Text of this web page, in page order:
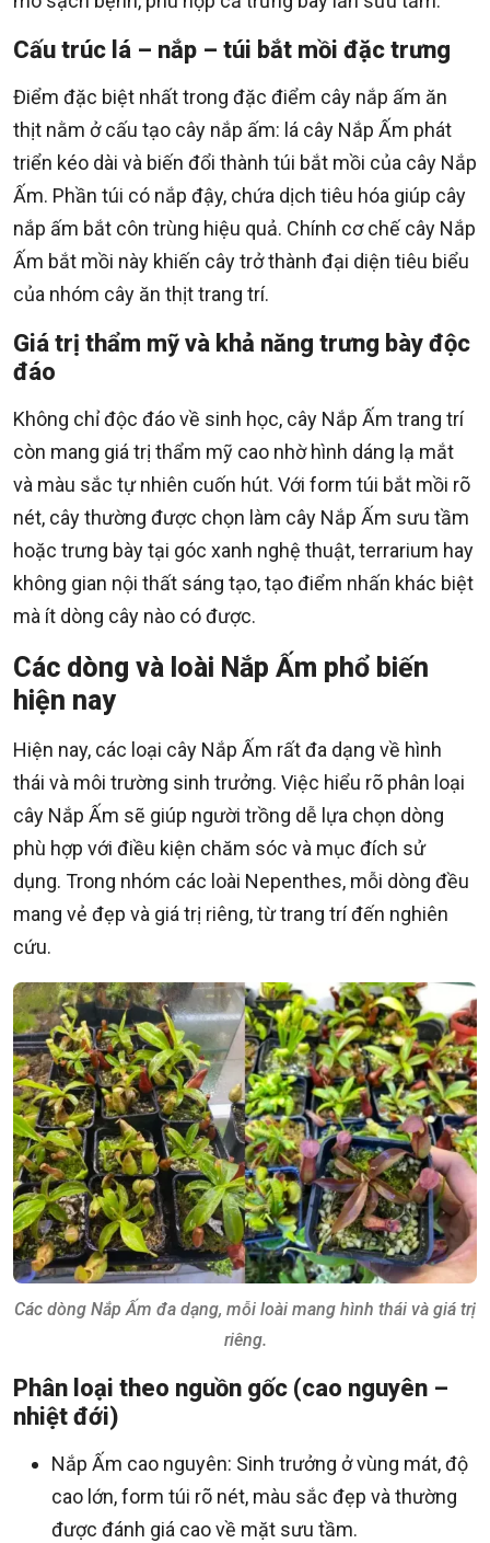
Cấu trúc lá – nắp – túi bắt mồi đặc trưng
Điểm đặc biệt nhất trong đặc điểm cây nắp ấm ăn
thịt nằm ở cấu tạo cây nắp ấm: lá cây Nắp Ấm phát
triển kéo dài và biến đổi thành túi bắt mồi của cây Nắp
Ấm. Phần túi có nắp đậy, chứa dịch tiêu hóa giúp cây
nắp ấm bắt côn trùng hiệu quả. Chính cơ chế cây Nắp
Ấm bắt mồi này khiến cây trở thành đại diện tiêu biểu
của nhóm cây ăn thịt trang trí.
Giá trị thẩm mỹ và khả năng trưng bày độc
đáo
Không chỉ độc đáo về sinh học, cây Nắp Ấm trang trí
còn mang giá trị thẩm mỹ cao nhờ hình dáng lạ mắt
và màu sắc tự nhiên cuốn hút. Với form túi bắt mồi rõ
nét, cây thường được chọn làm cây Nắp Ấm sưu tầm
hoặc trưng bày tại góc xanh nghệ thuật, terrarium hay
không gian nội thất sáng tạo, tạo điểm nhấn khác biệt
mà ít dòng cây nào có được.
Các dòng và loài Nắp Ấm phổ biến
hiện nay
Hiện nay, các loại cây Nắp Ấm rất đa dạng về hình
thái và môi trường sinh trưởng. Việc hiểu rõ phân loại
cây Nắp Ấm sẽ giúp người trồng dễ lựa chọn dòng
phù hợp với điều kiện chăm sóc và mục đích sử
dụng. Trong nhóm các loài Nepenthes, mỗi dòng đều
mang vẻ đẹp và giá trị riêng, từ trang trí đến nghiên
cứu.
Các dòng Nắp Ấm đa dạng, mỗi loài mang hình thái và giá trị
riêng.
Phân loại theo nguồn gốc (cao nguyên –
nhiệt đới)
Nắp Ấm cao nguyên: Sinh trưởng ở vùng mát, độ
cao lớn, form túi rõ nét, màu sắc đẹp và thường
được đánh giá cao về mặt sưu tầm.